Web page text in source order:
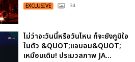
EXCLUSIVE : 34
ไม่ว่าจะวันนี้หรือวันไหน ก็จะยังภูมิใจ
ในตัว &QUOT;แจบอม&QUOT;
เหมือนเดิม! ประมวลภาพ JA...